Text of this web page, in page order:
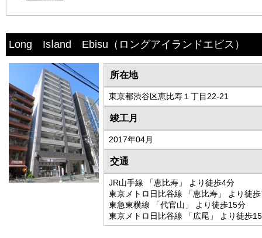
Long Isⅼand Ebisu （ロングアイランドエビス）
所在地
東京都渋谷区恵比寿１丁目22-21
竣工月
2017年04月
交通
JR山手線 「恵比寿」 より徒歩4分
東京メトロ日比谷線 「恵比寿」 より徒
東急東横線 「代官山」 より徒歩15分
東京メトロ日比谷線 「広尾」 より徒歩